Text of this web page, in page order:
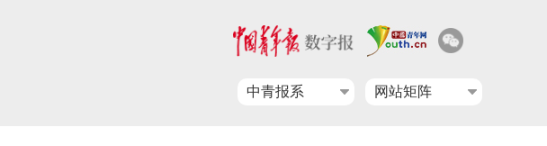
网站矩阵
中青报系